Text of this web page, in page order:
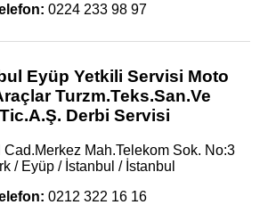
0224 233 98 97
Eyüp Yetkili Servisi Moto
Turzm.Teks.San.Ve
Derbi Servisi
Cad.Merkez Mah.Telekom Sok. No:3
/ Eyüp / İstanbul / İstanbul
0212 322 16 16